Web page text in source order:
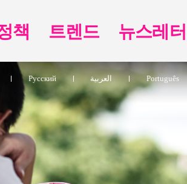
Pусский العربية Português
책 트렌드 뉴스레터